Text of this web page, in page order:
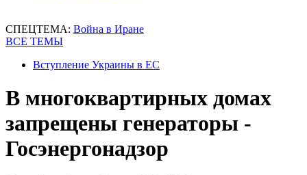
СПЕЦТЕМА: Война в Иране
ВСЕ ТЕМЫ
Вступление Украины в ЕС
В многоквартирных домах
запрещены генераторы -
Госэнергонадзор